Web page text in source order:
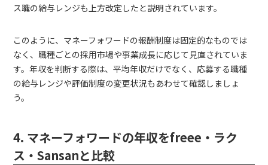
ス職の給与レンジも上方改定したと説明されています。
このように、マネーフォワードの報酬制度は固定的なものでは
なく、職種ごとの採用市場や事業成長に応じて見直されていま
す。年収を判断する際は、平均年収だけでなく、応募する職種
の給与レンジや評価制度の変更状況もあわせて確認しましょ
う。
4. マネーフォワードの年収をfreee・ラク
ス・Sansanと比較